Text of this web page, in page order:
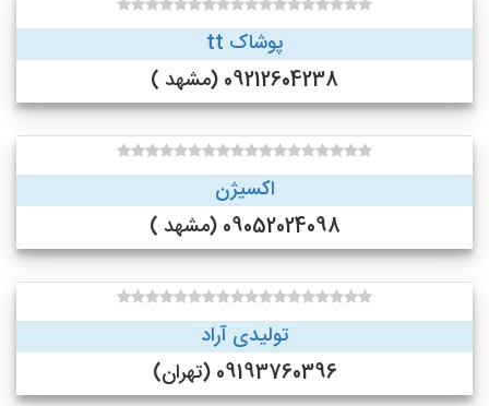
پوشاک tt
09212604238 (مشهد )
اکسیژن
09052024098 (مشهد )
تولیدی آراد
09193760396 (تهران)